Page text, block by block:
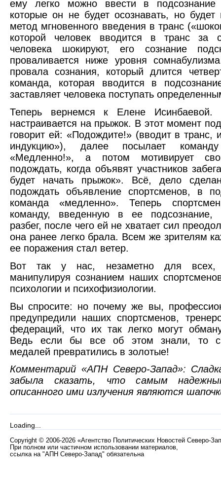
ему легко можно ввести в
которые он не будет осознавать, но
метод мгновенного введения в транс
которой человек вводится в транс за
человека шокируют, его сознание
проваливается ниже уровня
провала сознания, который длится
команда, которая вводится в
заставляет человека поступать
Теперь вернемся к Елене Исинбаевой.
настраивается на прыжок. В этот момент
говорит ей: «Подождите!» (вводит в транс,
индукцию»), далее посылает
«Медленно!», а потом мотивирует
подождать, когда объявят участников
будет начать прыжок». Всё, дело
подождать объявление спортсменов, в
команда «медленно». Теперь
команду, введенную в ее подсознание,
разбег, после чего ей не хватает сил
она ранее легко брала. Всем же зрителям
ее поражения стал ветер.
Вот так у нас, незаметно для всех,
манипулируя сознанием наших
психологии и психофизиологии.
Вы спросите: но почему же вы,
предупредили наших спортсменов,
федераций, что их так легко могут
Ведь если бы все об этом знали, то
медалей превратились в золотые!
Комментарий «АПН Северо-Запад»:
забыла сказать, что самым
описанного ими излучения являются
Loading...
Copyright © 2006-2026 «Агентство Политических Новостей Северо-
При полном или частичном использовании материалов,
ссылка на "АПН Северо-Запад" обязательна